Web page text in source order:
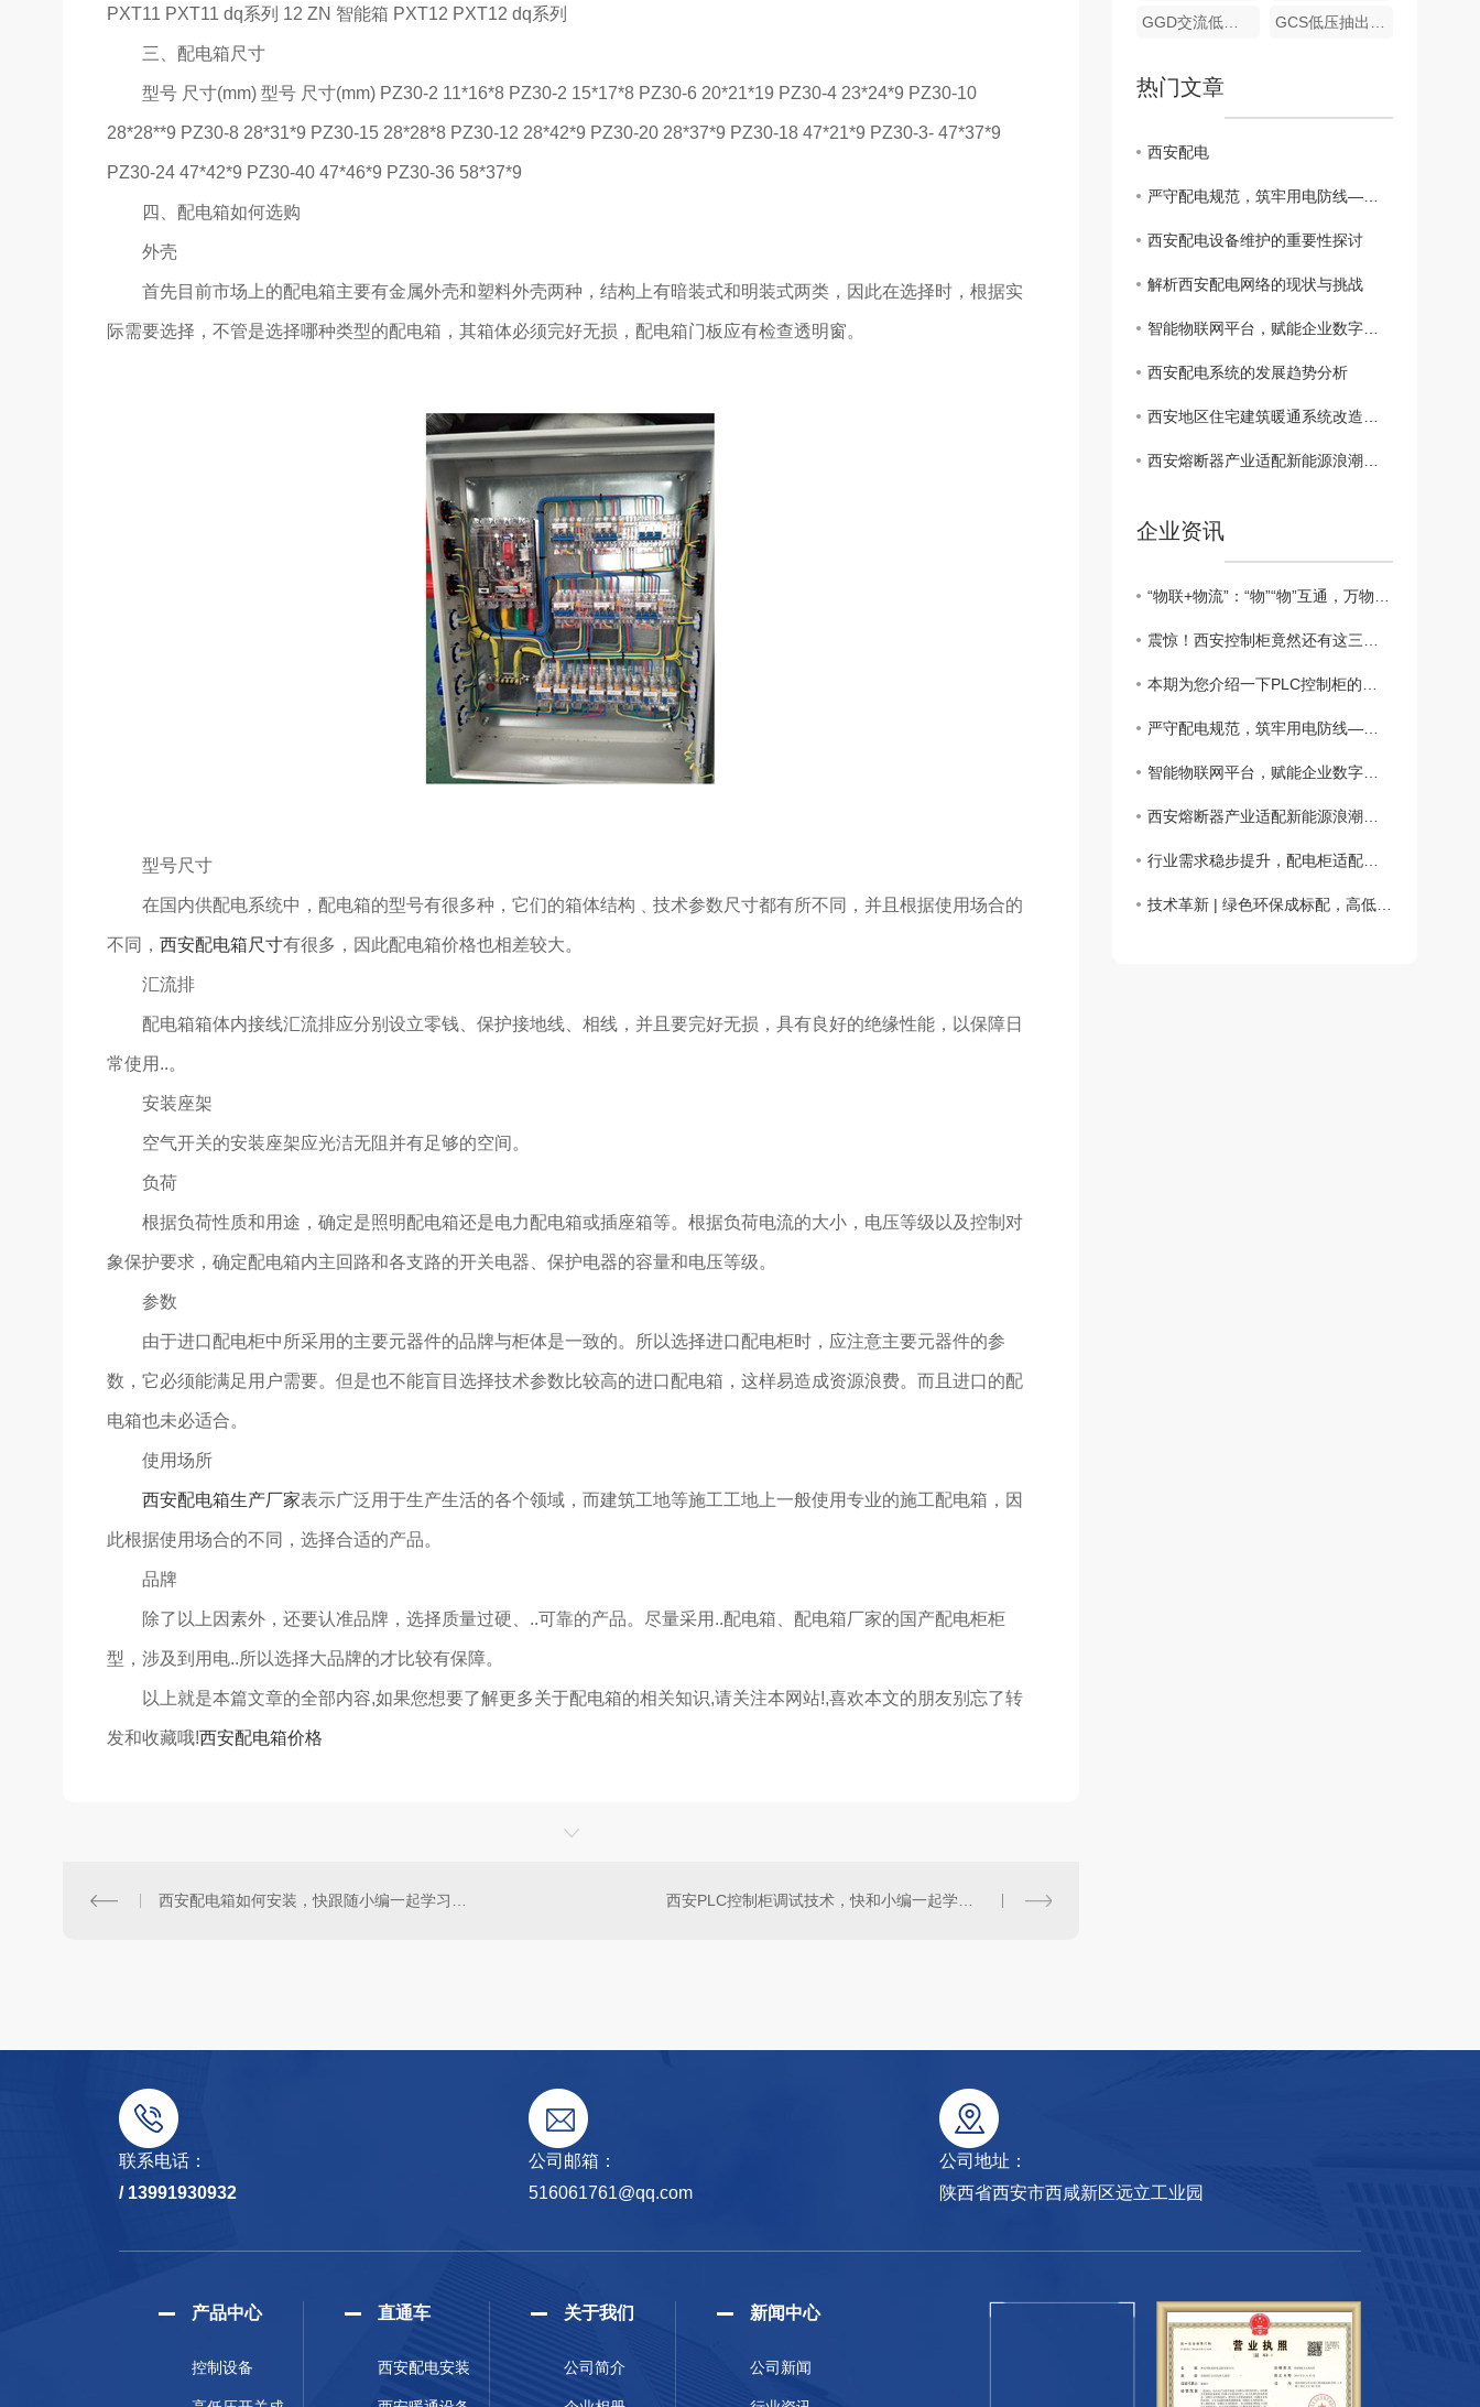
PXT11 PXT11 dq系列 12 ZN 智能箱 PXT12 PXT12 dq系列
三、配电箱尺寸
型号 尺寸(mm) 型号 尺寸(mm) PZ30-2 11*16*8 PZ30-2 15*17*8 PZ30-6 20*21*19 PZ30-4 23*24*9 PZ30-10
28*28**9 PZ30-8 28*31*9 PZ30-15 28*28*8 PZ30-12 28*42*9 PZ30-20 28*37*9 PZ30-18 47*21*9 PZ30-3- 47*37*9
PZ30-24 47*42*9 PZ30-40 47*46*9 PZ30-36 58*37*9
四、配电箱如何选购
外壳
首先目前市场上的配电箱主要有金属外壳和塑料外壳两种，结构上有暗装式和明装式两类，因此在选择时，根据实
际需要选择，不管是选择哪种类型的配电箱，其箱体必须完好无损，配电箱门板应有检查透明窗。
型号尺寸
在国内供配电系统中，配电箱的型号有很多种，它们的箱体结构﹑技术参数尺寸都有所不同，并且根据使用场合的
不同， 西安配电箱尺寸有很多，因此配电箱价格也相差较大。
汇流排
配电箱箱体内接线汇流排应分别设立零钱、保护接地线、相线，并且要完好无损，具有良好的绝缘性能，以保障日
常使用..。
安装座架
空气开关的安装座架应光洁无阻并有足够的空间。
负荷
根据负荷性质和用途，确定是照明配电箱还是电力配电箱或插座箱等。根据负荷电流的大小，电压等级以及控制对
象保护要求，确定配电箱内主回路和各支路的开关电器、保护电器的容量和电压等级。
参数
由于进口配电柜中所采用的主要元器件的品牌与柜体是一致的。所以选择进口配电柜时，应注意主要元器件的参
数，它必须能满足用户需要。但是也不能盲目选择技术参数比较高的进口配电箱，这样易造成资源浪费。而且进口的配
电箱也未必适合。
使用场所
西安配电箱生产厂家表示广泛用于生产生活的各个领域，而建筑工地等施工工地上一般使用专业的施工配电箱，因
此根据使用场合的不同，选择合适的产品。
品牌
除了以上因素外，还要认准品牌，选择质量过硬、..可靠的产品。尽量采用..配电箱、配电箱厂家的国产配电柜柜
型，涉及到用电..所以选择大品牌的才比较有保障。
以上就是本篇文章的全部内容,如果您想要了解更多关于配电箱的相关知识,请关注本网站!,喜欢本文的朋友别忘了转
发和收藏哦!西安配电箱价格
西安配电箱如何安装，快跟随小编一起学习一下吧！ 西安PLC控制柜调试技术，快和小编一起学习一下吧！
GGD交流低压配电柜 GCS低压抽出式开关柜
热门文章
西安配电
严守配电规范，筑牢用电防线——配电箱 管理与运维知识科普
西安配电设备维护的重要性探讨
解析西安配电网络的现状与挑战
智能物联网平台，赋能企业数字化转型升级
西安配电系统的发展趋势分析
西安地区住宅建筑暖通系统改造探讨
西安熔断器产业适配新能源浪潮，定制化电路保护赋能多元场景
企业资讯
“物联+物流”：“物”“物”互通，万物智联
震惊！西安控制柜竟然还有这三种扩展功能！
本期为您介绍一下PLC控制柜的接线工艺步骤
严守配电规范，筑牢用电防线——配电箱 管理与运维知识科普
智能物联网平台，赋能企业数字化转型升级
西安熔断器产业适配新能源浪潮，定制化电路保护赋能多元场景
行业需求稳步提升，配电柜适配多元电力场景
技术革新 | 绿色环保成标配，高低压配电行业迈入高质量发展新阶段
联系电话：
/ 13991930932
公司邮箱：
516061761@qq.com
公司地址：
陕西省西安市西咸新区远立工业园
产品中心
控制设备
直通车
西安配电安装
关于我们
公司简介
新闻中心
公司新闻